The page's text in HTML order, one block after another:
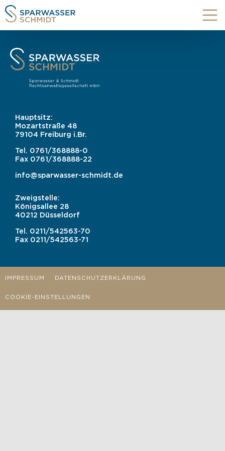
Hauptsitz:
Mozartstraße 48
79104 Freiburg i.Br.
Tel. 0761/368888-0
Fax 0761/368888-22
info@sparwasser-schmidt.de
Zweigstelle:
Königsallee 28
40212 Düsseldorf
Tel. 0211/542563-70
Fax 0211/542563-71
IMPRESSUM DATENSCHUTZERKLÄRUNG
COOKIE-EINSTELLUNGEN